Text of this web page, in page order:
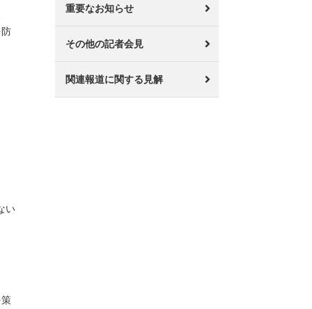
い
重要なお知らせ
その他の記者会見
関連報道に関する見解